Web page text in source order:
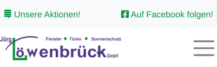
Unsere Aktionen! Auf Facebook folgen!